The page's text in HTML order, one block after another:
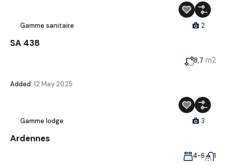
Gamme sanitaire 2
SA 438
8,7 m2
Added: 12 May 2025
Gamme lodge 3
Ardennes
4-6 1